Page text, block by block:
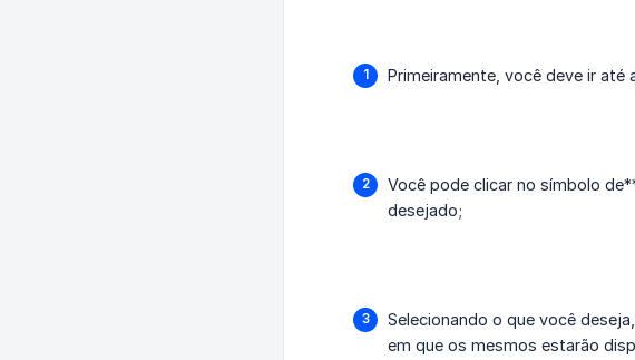
Primeiramente, você deve ir até
Você pode clicar no símbolo
desejado;
Selecionando o que você
em que os mesmos estarão